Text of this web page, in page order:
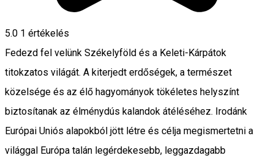
5.0 1 értékelés
Fedezd fel velünk Székelyföld és a Keleti-Kárpátok
titokzatos világát. A kiterjedt erdőségek, a természet
közelsége és az élő hagyományok tökéletes helyszínt
biztosítanak az élménydús kalandok átéléséhez. Irodánk
Európai Uniós alapokból jött létre és célja megismertetni a
világgal Európa talán legérdekesebb, leggazdagabb